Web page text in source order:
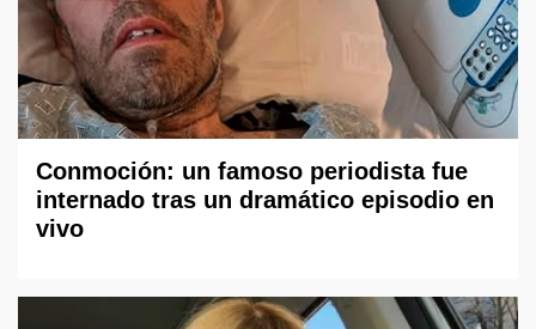
Conmoción: un famoso periodista fue
internado tras un dramático episodio en
vivo